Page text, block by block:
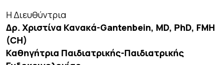
Η Διευθύντρια
Δρ. Χριστίνα Κανακά-Gantenbein, MD, PhD, FMH
(CH)
Καθηγήτρια Παιδιατρικής-Παιδιατρικής